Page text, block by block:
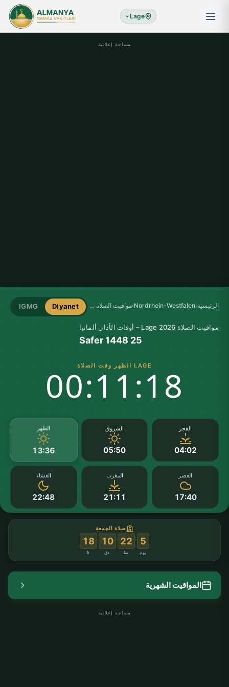
Lage
مساحة إعلانية
الرئيسية›
Nordrhein-Westfalen
› مواقيت الصلاة في Lage Diyanet
IGMG
مواقيت الصلاة Lage 2026 – أوقات الأذان ألمانيا
25 Safer 1448
LAGE الظهر وقت الصلاة
00:11:18
الفجر
04:02
الشروق
05:50
الظهر
13:36
العصر
17:40
المغرب
21:11
العشاء
22:48
صلاة الجمعة
5
يوم
:
22
سا
:
10
دق
:
18
ثا
المواقيت الشهرية
مساحة إعلانية